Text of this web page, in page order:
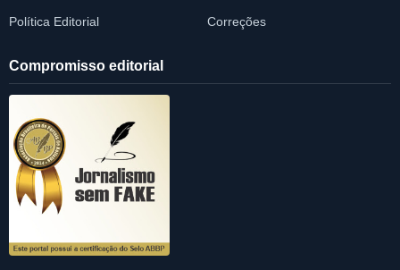
Política Editorial Correções
Compromisso editorial